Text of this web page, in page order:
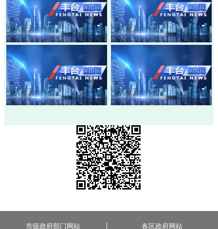
20260803-丰台新闻
20260730-丰台新闻
20260728-丰台新闻
20260724-丰台新闻
市级政府部门网站 各区政府网站